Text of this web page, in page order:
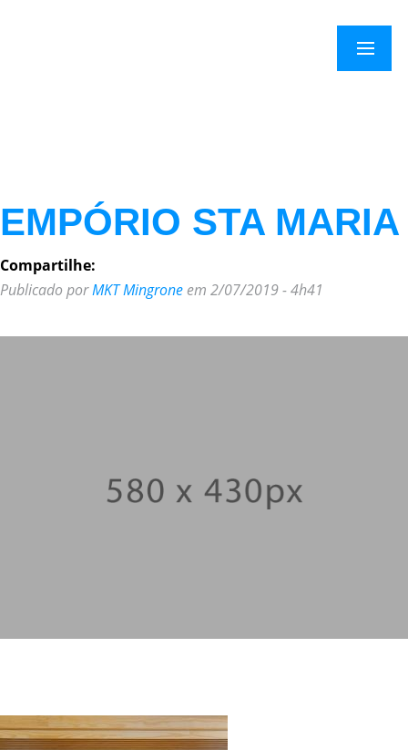
×
Menu
EMPÓRIO STA MARIA
Compartilhe:
Publicado porMKT Mingrone em 2/07/2019 - 4h41